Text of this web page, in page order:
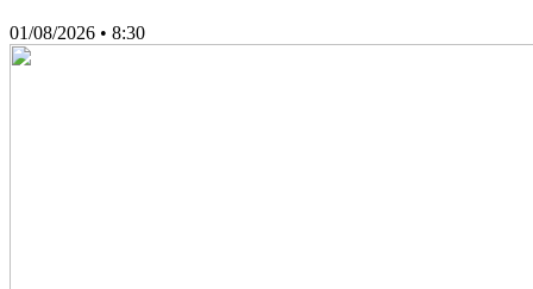
01/08/2026 • 8:30